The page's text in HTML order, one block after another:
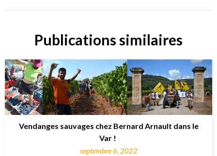
Publications similaires
Vendanges sauvages chez Bernard Arnault dans le
Var !
septembre 6, 2022